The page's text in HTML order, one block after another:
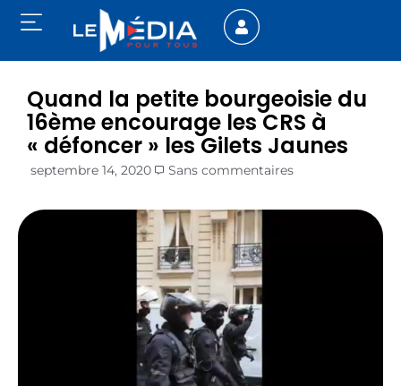
Quand la petite bourgeoisie du
16ème encourage les CRS à
« défoncer » les Gilets Jaunes
septembre 14, 2020 Sans commentaires